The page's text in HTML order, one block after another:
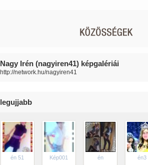
Nagy Irén (nagyiren41) képgalériái
http://network.hu/nagyiren41
legujjabb
én 51 Kép001 én én3